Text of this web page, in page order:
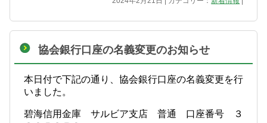
協会銀行口座の名義変更のお知らせ
本日付で下記の通り、協会銀行口座の名義変更を行
いました。
碧海信用金庫 サルビア支店 普通 口座番号 ３